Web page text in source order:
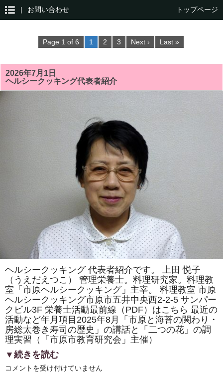
| お問い合わせ トップページ
Page 1 of 6 1 2 3 Next › Last »
2026年7月1日
ヘルシークッキング代表者紹介
ヘルシークッキング 代表者紹介です。 上田 悦子
（うえだえつこ） 管理栄養士。料理研究家。料理教
室「市原ヘルシークッキング」主宰。 料理教室 市原
ヘルシークッキング市原市五井中央西2-2-5 サンパー
クビル3F 栄養士活動最前線（PDF）はこちら 最近の
活動など年月項目2025年8月「市原と海苔の関わり・
房総太巻き寿司の歴史」の講話と「二つの花」の調
理実習（「市原市教育研究会」主催）
▼続きを読む
ヘ
コメントを受け付けていません